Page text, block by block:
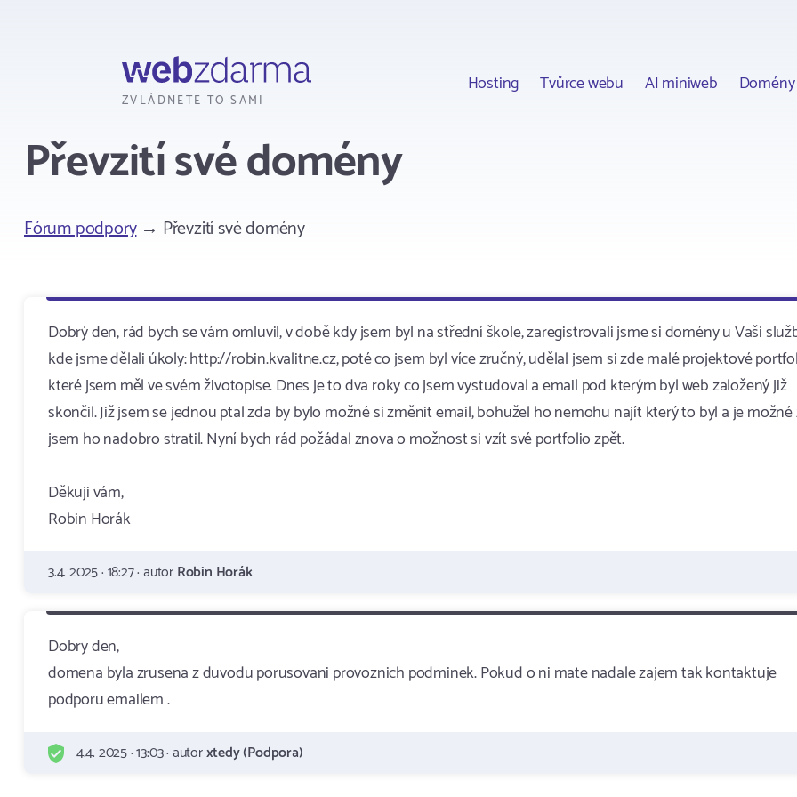
ZVLÁDNETE TO SAMI
Hosting Tvůrce webu AI miniweb Domény
Převzití své domény
Fórum podpory→ Převzití své domény
Dobrý den, rád bych se vám omluvil, v době kdy jsem byl na střední škole, zaregistrovali jsme si domény u Vaší
kde jsme dělali úkoly: http://robin.kvalitne.cz, poté co jsem byl více zručný, udělal jsem si zde malé projektové
které jsem měl ve svém životopise. Dnes je to dva roky co jsem vystudoval a email pod kterým byl web založený již
skončil. Již jsem se jednou ptal zda by bylo možné si změnit email, bohužel ho nemohu najít který to byl a je možné
jsem ho nadobro stratil. Nyní bych rád požádal znova o možnost si vzít své portfolio zpět.
Děkuji vám,
Robin Horák
3.4. 2025 · 18:27 · autorRobin Horák
Dobry den,
domena byla zrusena z duvodu porusovani provoznich podminek. Pokud o ni mate nadale zajem tak kontaktuje
podporu emailem .
4.4. 2025 · 13:03 · autorxtedy (Podpora)